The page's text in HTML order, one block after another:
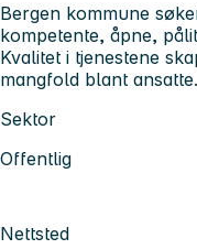
Bergen kommune
kompetente, åpne,
Kvalitet i tjenestene
mangfold blant ansatte.
Sektor
Offentlig
Nettsted